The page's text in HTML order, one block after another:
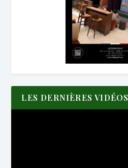
LES DERNIÈRES VIDÉOS